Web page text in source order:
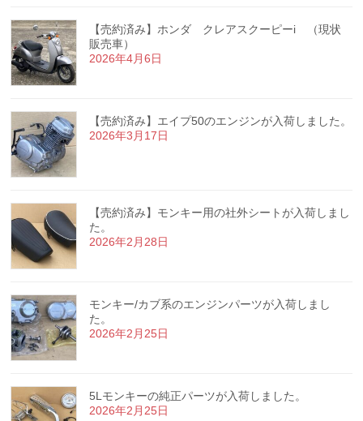
【売約済み】ホンダ クレアスクーピーi （現状
販売車）
2026年4月6日
【売約済み】エイプ50のエンジンが入荷しました。
2026年3月17日
【売約済み】モンキー用の社外シートが入荷しまし
た。
2026年2月28日
モンキー/カブ系のエンジンパーツが入荷しまし
た。
2026年2月25日
5Lモンキーの純正パーツが入荷しました。
2026年2月25日